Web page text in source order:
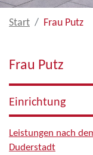
Start Frau Putz
Frau Putz
Einrichtung
Leistungen nach
Duderstadt